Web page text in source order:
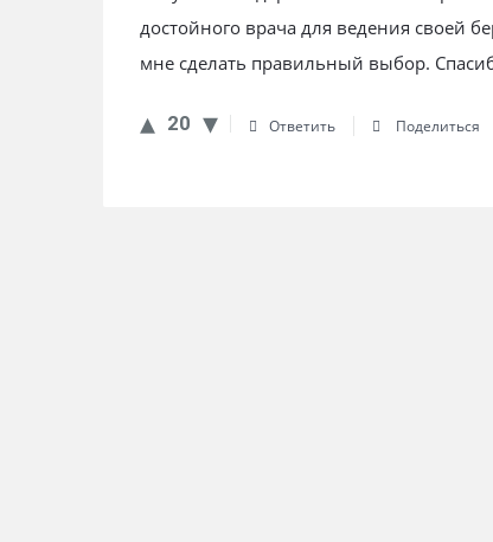
достойного врача для ведения своей
мне сделать правильный выбор.
20 Ответить Поделиться